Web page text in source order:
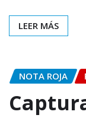
LEER MÁS
NOTA ROJA